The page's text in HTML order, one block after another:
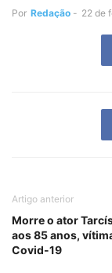
Por Redação - 22 de
Artigo anterior
Morre o ator
aos 85 anos,
Covid-19